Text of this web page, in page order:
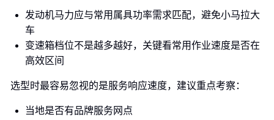
发动机马力应与常用属具功率需求匹配，避免小马拉大
车
变速箱档位不是越多越好，关键看常用作业速度是否在
高效区间
选型时最容易忽视的是服务响应速度，建议重点考察：
当地是否有品牌服务网点